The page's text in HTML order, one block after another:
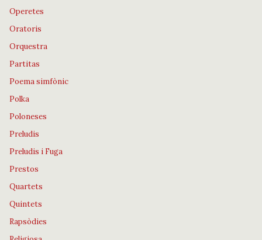
Operetes
Oratoris
Orquestra
Partitas
Poema simfònic
Polka
Poloneses
Preludis
Preludis i Fuga
Prestos
Quartets
Quintets
Rapsòdies